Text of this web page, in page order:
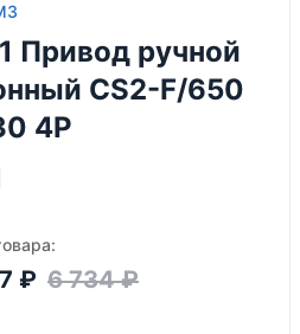
Привод ручной
CS2-F/650
4P
₽ 6 734₽